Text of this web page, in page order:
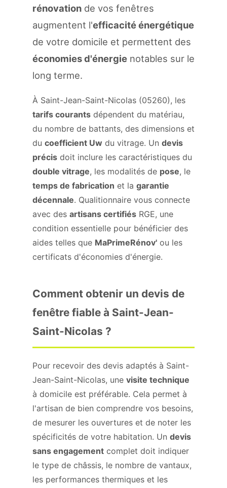
rénovation de vos fenêtres
augmentent l'efficacité énergétique
de votre domicile et permettent des
économies d'énergie notables sur le
long terme.
À Saint-Jean-Saint-Nicolas (05260), les
tarifs courants dépendent du matériau,
du nombre de battants, des dimensions et
du coefficient Uw du vitrage. Un devis
précis doit inclure les caractéristiques du
double vitrage, les modalités de pose, le
temps de fabrication et la garantie
décennale. Qualitionnaire vous connecte
avec des artisans certifiés RGE, une
condition essentielle pour bénéficier des
aides telles que MaPrimeRénov' ou les
certificats d'économies d'énergie.
Comment obtenir un devis de
fenêtre fiable à Saint-Jean-
Saint-Nicolas ?
Pour recevoir des devis adaptés à Saint-
Jean-Saint-Nicolas, une visite technique
à domicile est préférable. Cela permet à
l'artisan de bien comprendre vos besoins,
de mesurer les ouvertures et de noter les
spécificités de votre habitation. Un devis
sans engagement complet doit indiquer
le type de châssis, le nombre de vantaux,
les performances thermiques et les